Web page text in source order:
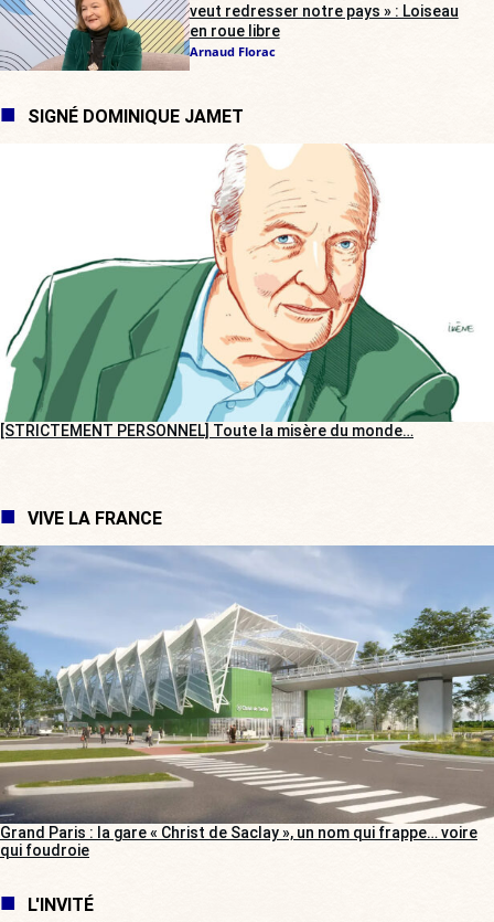
veut redresser notre pays » : Loiseau
en roue libre
Arnaud Florac
SIGNÉ DOMINIQUE JAMET
[STRICTEMENT PERSONNEL] Toute la misère du monde…
VIVE LA FRANCE
Grand Paris : la gare « Christ de Saclay », un nom qui frappe… voire
qui foudroie
L'INVITÉ